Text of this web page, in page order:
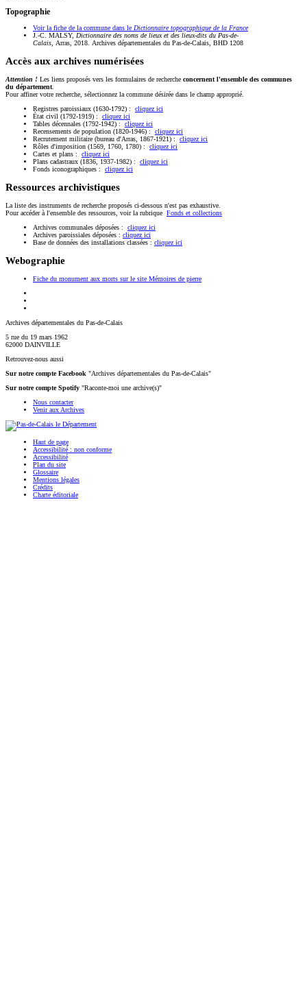
Topographie
Voir la fiche de la commune dans le Dictionnaire topographique de la France
J.-C. MALSY, Dictionnaire des noms de lieux et des lieux-dits du Pas-de-
Calais, Arras, 2018. Archives départementales du Pas-de-Calais, BHD 1208
Accès aux archives numérisées
Attention ! Les liens proposés vers les formulaires de recherche concernent l'ensemble des communes
du département
Pour affiner votre recherche, sélectionnez la commune désirée dans le champ approprié.
Registres paroissiaux (1630-1792) : cliquez ici
État civil (1792-1919) : cliquez ici
Tables décennales (1792-1942) : cliquez ici
Recensements de population (1820-1946) : cliquez ici
Recrutement militaire (bureau d'Arras, 1867-1921) : cliquez ici
Rôles d'imposition (1569, 1760, 1780) : cliquez ici
Cartes et plans : cliquez ici
Plans cadastraux (1836, 1937-1982) : cliquez ici
Fonds iconographiques : cliquez ici
Ressources archivistiques
La liste des instruments de recherche proposés ci-dessous n'est pas exhaustive.
Pour accéder à l'ensemble des ressources, voir la rubrique Fonds et collections
Archives communales déposées : cliquez ici
Archives paroissiales déposées : cliquez ici
Base de données des installations classées : cliquez ici
Webographie
Fiche du monument aux morts sur le site Mémoires de pierre
Archives départementales du Pas-de-Calais
5 rue du 19 mars 1962
62000 DAINVILLE
Retrouvez-nous aussi
Sur notre compte Facebook "Archives départementales du Pas-de-Calais"
Sur notre compte Spotify "Raconte-moi une archive(s)"
Nous contacter
Venir aux Archives
Haut de page
Accessibilité : non conforme
Accessibilité
Plan du site
Glossaire
Mentions légales
Crédits
Charte éditoriale